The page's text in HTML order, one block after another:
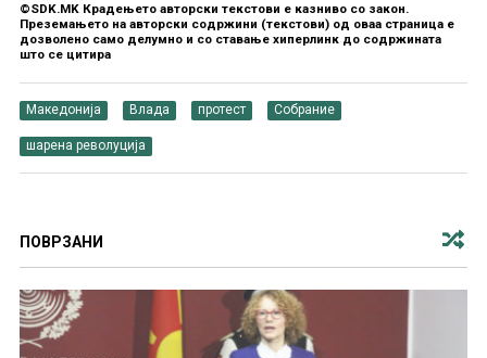
©SDK.MK Крадењето авторски текстови е казниво со закон.
Преземањето на авторски содржини (текстови) од оваа страница е
дозволено само делумно и со ставање хиперлинк до содржината
што се цитира
Македонија Влада протест Собрание
шарена револуција
ПОВРЗАНИ